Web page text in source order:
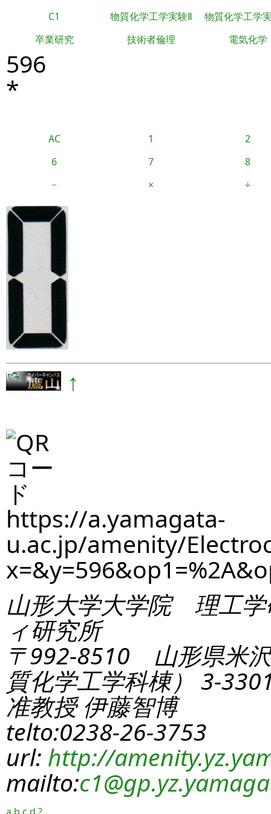
C1 物質化学工学実験Ⅱ
物質化学工学
卒業研究
技術者倫理 電気化学
596
*
AC 1
2
6
7
8
−
× ÷
↑
https://a.yamagata-
u.ac.jp/amenity/
山形大学大学院 理工学
ィ研究所
〒992-8510 山形県米
質化学工学科棟） 3-
准教授 伊藤智博
telto:0238-26-3753
url: http://
mailto:c1